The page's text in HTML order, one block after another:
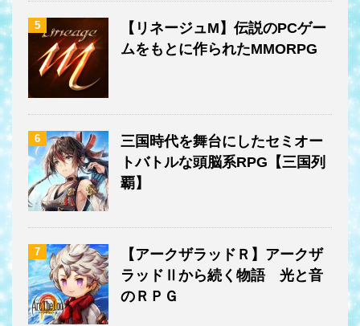
5
【リネージュM】伝説のPCゲー
ムをもとに作られたMMORPG
6
三国時代を舞台にしたセミオー
トバトルな頭脳系RPG【三国列
覇】
7
【アークザラッドＲ】アークザ
ラッドⅡから続く物語 光と音
のＲＰＧ